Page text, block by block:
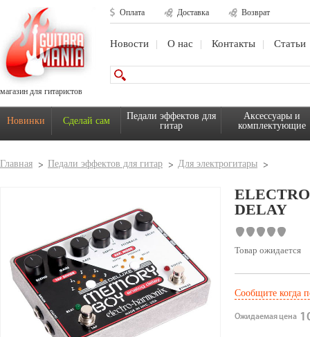
магазин для гитаристов
Оплата Доставка Возврат
Новости О нас Контакты Статьи
Новинки Сделай сам
Педали эффектов для
гитар
Аксессуары и
комплектующие
Главная Педали эффектов для гитар Для электрогитары
DELAY
Товар ожидается
Сообщите когда
Ожидаемая цена